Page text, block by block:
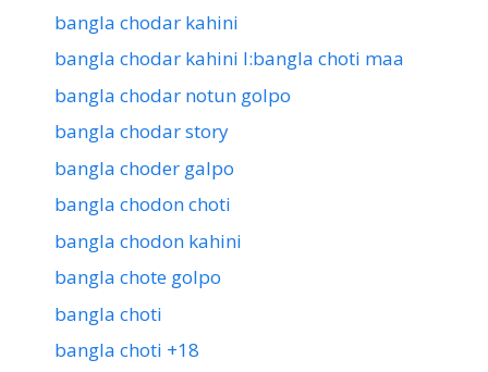
bangla chodar kahini
bangla chodar kahini l:bangla choti maa
bangla chodar notun golpo
bangla chodar story
bangla choder galpo
bangla chodon choti
bangla chodon kahini
bangla chote golpo
bangla choti
bangla choti +18